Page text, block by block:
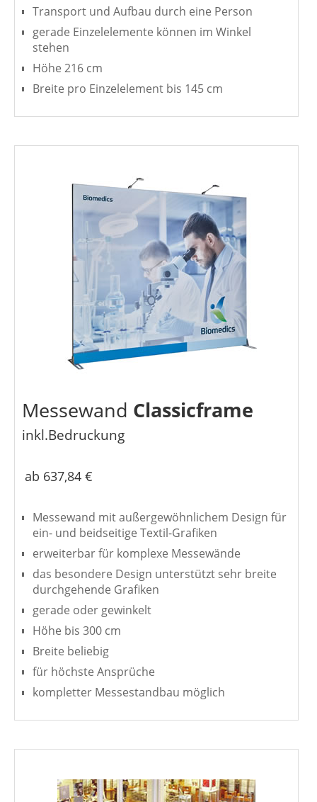
Transport und Aufbau durch eine Person
gerade Einzelelemente können im Winkel
stehen
Höhe 216 cm
Breite pro Einzelelement bis 145 cm
Messewand Classicframe
inkl.Bedruckung
ab 637,84 €
Messewand mit außergewöhnlichem Design für
ein- und beidseitige Textil-Grafiken
erweiterbar für komplexe Messewände
das besondere Design unterstützt sehr breite
durchgehende Grafiken
gerade oder gewinkelt
Höhe bis 300 cm
Breite beliebig
für höchste Ansprüche
kompletter Messestandbau möglich